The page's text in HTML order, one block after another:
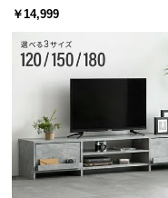
ベッド 8/12/16枚セット
￥14,999